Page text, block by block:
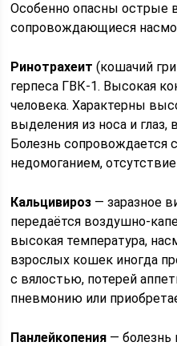
Особенно опасны острые
сопровождающиеся
Ринотрахеит (кошачий
герпеса ГВК-1. Высокая
человека. Характерны
выделения из носа и глаз,
Болезнь сопровождается
недомоганием,
Кальцивироз — заразное
передаётся воздушно-
высокая температура,
взрослых кошек иногда
с вялостью, потерей
пневмонию или
Панлейкопения — болезнь